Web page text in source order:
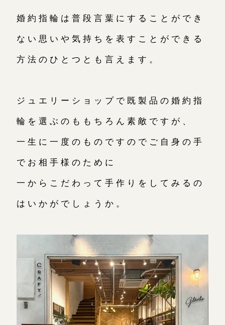
婚約指輪は普段言葉にすることができ
ない思いや気持ちを表すことができる
方法のひとつとも言えます。
ジュエリーショップで既製品の婚約指
輪を選ぶのももちろん素敵ですが、
一生に一度のものですのでご自身の手
でお相手様のために
一からこだわって手作りをしてみるの
はいかがでしょうか。
表参道店 来店ご予約
吉祥寺店 来店ご予約
川越店 来店ご予約
軽井沢店
大阪本店
京都店 来店ご予約
広島店 来店ご予約
オーダーメイド ご予約